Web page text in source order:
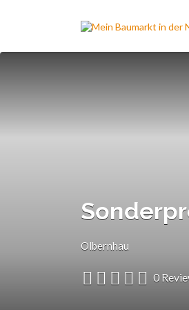
nach:
Olbernhau
0